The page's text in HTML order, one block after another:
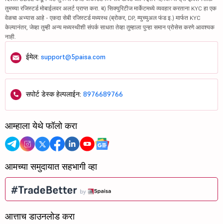
तुमच्या रजिस्टर्ड मोबाईलवर अलर्ट प्राप्त करा. ब) सिक्युरिटीज मार्केटमध्ये व्यवहार करताना KYC हा एक
वेळचा अभ्यास आहे - एकदा सेबी रजिस्टर्ड मध्यस्थ (ब्रोकर, DP, म्युच्युअल फंड इ.) मार्फत KYC
केल्यानंतर, जेव्हा तुम्ही अन्य मध्यस्थीशी संपर्क साधता तेव्हा तुम्हाला पुन्हा समान प्रोसेस करणे आवश्यक
नाही.
ईमेल: support@5paisa.com
सपोर्ट डेस्क हेल्पलाईन: 8976689766
आम्हाला येथे फॉलो करा
आमच्या समुदायात सहभागी व्हा
आत्ताच डाउनलोड करा